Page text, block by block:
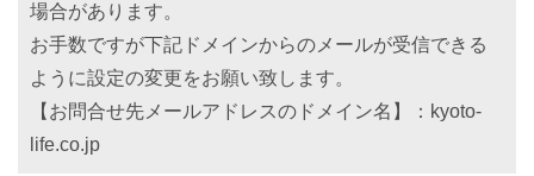
場合があります。
お手数ですが下記ドメインからのメールが受信できる
ように設定の変更をお願い致します。
【お問合せ先メールアドレスのドメイン名】：kyoto-
life.co.jp